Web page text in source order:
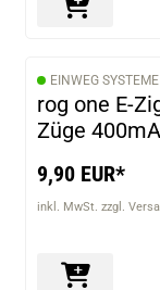
EINWEG SYSTEME
rog one E-
Züge
9,90 EUR*
inkl. MwSt. zzgl.